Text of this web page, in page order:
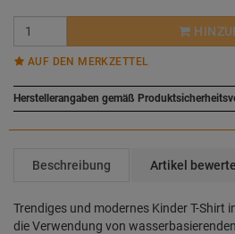
AUF DEN MERKZETTEL
Herstellerangaben gemäß
Beschreibung Artikel
Trendiges und modernes Kinder T-Shirt
die Verwendung von